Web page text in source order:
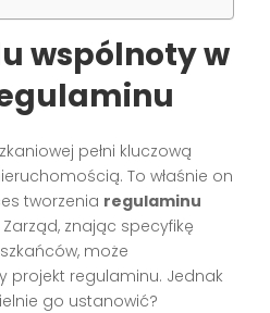
wspólnoty w
pełni kluczową
To właśnie on
tworzenia regulaminu
Zarząd, znając specyfikę
może
projekt regulaminu. Jednak
go ustanowić?